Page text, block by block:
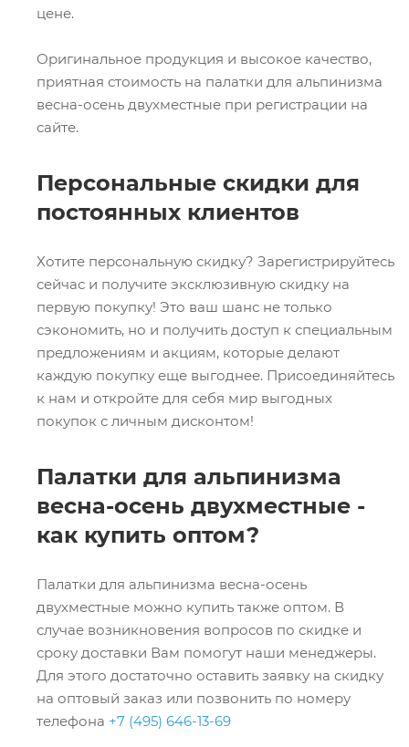
цене.
Оригинальное продукция и высокое качество,
приятная стоимость на палатки для альпинизма
весна-осень двухместные при регистрации на
сайте.
Персональные скидки для
постоянных клиентов
Хотите персональную скидку? Зарегистрируйтесь
сейчас и получите эксклюзивную скидку на
первую покупку! Это ваш шанс не только
сэкономить, но и получить доступ к специальным
предложениям и акциям, которые делают
каждую покупку еще выгоднее. Присоединяйтесь
к нам и откройте для себя мир выгодных
покупок с личным дисконтом!
Палатки для альпинизма
весна-осень двухместные -
как купить оптом?
Палатки для альпинизма весна-осень
двухместные можно купить также оптом. В
случае возникновения вопросов по скидке и
сроку доставки Вам помогут наши менеджеры.
Для этого достаточно оставить заявку на скидку
на оптовый заказ или позвонить по номеру
телефона +7 (495) 646-13-69